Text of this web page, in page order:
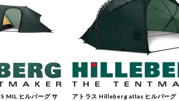
MIL ヒルバーグ サ
アトラス Hilleberg atlas ヒルバーグ